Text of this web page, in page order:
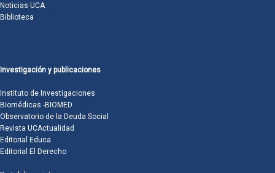
Noticias UCA
Biblioteca
Investigación y publicaciones
Instituto de Investigaciones
Biomédicas -BIOMED
Observatorio de la Deuda Social
Revista UCActualidad
Editorial Educa
Editorial El Derecho